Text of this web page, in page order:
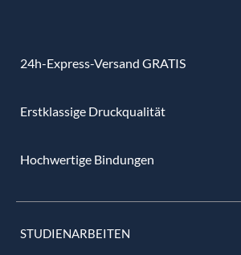
24h-Express-Versand GRATIS
Erstklassige Druckqualität
Hochwertige Bindungen
STUDIENARBEITEN